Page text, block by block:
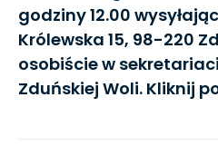
godziny 12.00
Królewska 15, 98-220
osobiście w
Zduńskiej Woli. Kliknij